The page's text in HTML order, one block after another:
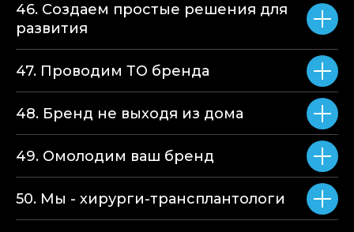
46. Создаем простые решения для
развития
47. Проводим ТО бренда
48. Бренд не выходя из дома
49. Омолодим ваш бренд
50. Мы - хирурги-трансплантологи